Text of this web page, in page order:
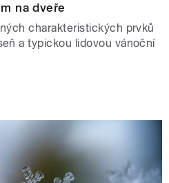
na dveře
charakteristických prvků
a typickou lidovou vánoční